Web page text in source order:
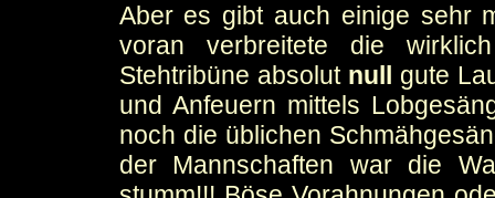
Aber es gibt auch einige sehr
voran verbreitete die
Stehtribüne absolut null gute
und Anfeuern mittels
noch die üblichen
der Mannschaften war die